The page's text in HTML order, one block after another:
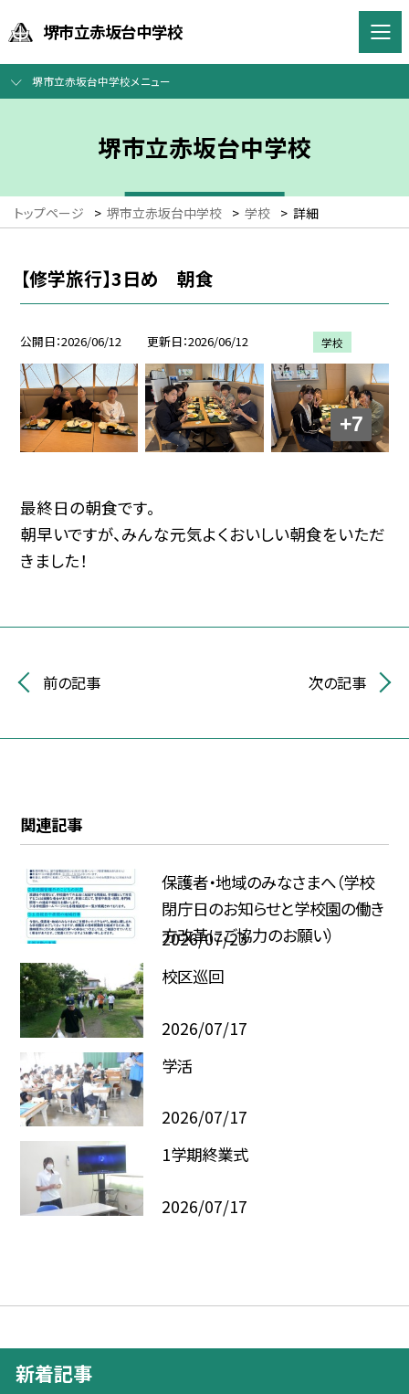
堺市立赤坂台中学校
堺市立赤坂台中学校メニュー
堺市立赤坂台中学校
トップページ > 堺市立赤坂台中学校 > 学校 > 詳細
【修学旅行】3日め 朝食
公開日 2026/06/12 更新日 2026/06/12 学校
+7
最終日の朝食です。
朝早いですが、みんな元気よくおいしい朝食をいただ
きました！
前の記事 次の記事
関連記事
保護者・地域のみなさまへ（学校
閉庁日のお知らせと学校園の働き
方改革にご協力のお願い）
2026/07/23
校区巡回
2026/07/17
学活
2026/07/17
1学期終業式
2026/07/17
新着記事